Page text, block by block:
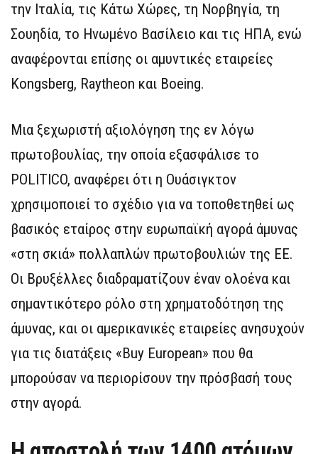
την Ιταλία, τις Κάτω Χώρες, τη Νορβηγία, τη
Σουηδία, το Ηνωμένο Βασίλειο και τις ΗΠΑ, ενώ
αναφέρονται επίσης οι αμυντικές εταιρείες
Kongsberg, Raytheon και Boeing.
Μια ξεχωριστή αξιολόγηση της εν λόγω
πρωτοβουλίας, την οποία εξασφάλισε το
POLITICO, αναφέρει ότι η Ουάσιγκτον
χρησιμοποιεί το σχέδιο για να τοποθετηθεί ως
βασικός εταίρος στην ευρωπαϊκή αγορά άμυνας
«στη σκιά» πολλαπλών πρωτοβουλιών της ΕΕ.
Οι Βρυξέλλες διαδραματίζουν έναν ολοένα και
σημαντικότερο ρόλο στη χρηματοδότηση της
άμυνας, και οι αμερικανικές εταιρείες ανησυχούν
για τις διατάξεις «Buy European» που θα
μπορούσαν να περιορίσουν την πρόσβασή τους
στην αγορά.